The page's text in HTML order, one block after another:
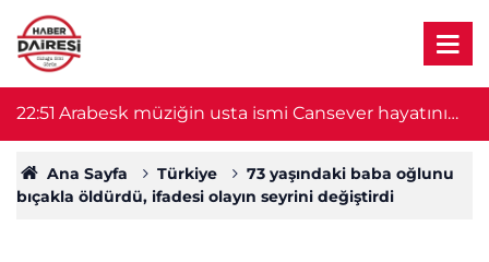
22:51 Arabesk müziğin usta ismi Cansever hayatını
kaybetti
Ana Sayfa Türkiye
73 yaşındaki baba oğlunu
bıçakla öldürdü, ifadesi olayın seyrini değiştirdi